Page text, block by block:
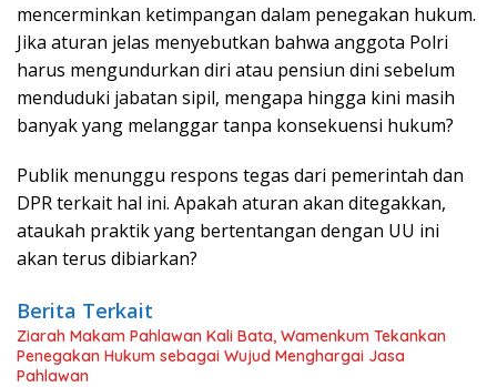
mencerminkan ketimpangan dalam penegakan hukum.
Jika aturan jelas menyebutkan bahwa anggota Polri
harus mengundurkan diri atau pensiun dini sebelum
menduduki jabatan sipil, mengapa hingga kini masih
banyak yang melanggar tanpa konsekuensi hukum?
Publik menunggu respons tegas dari pemerintah dan
DPR terkait hal ini. Apakah aturan akan ditegakkan,
ataukah praktik yang bertentangan dengan UU ini
akan terus dibiarkan?
Berita Terkait
Ziarah Makam Pahlawan Kali Bata, Wamenkum Tekankan
Penegakan Hukum sebagai Wujud Menghargai Jasa
Pahlawan